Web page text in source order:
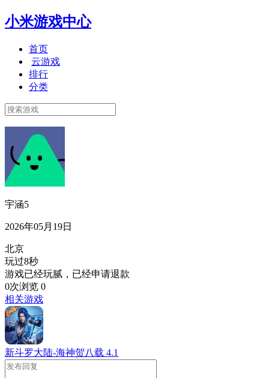
小米游戏中心
首页
云游戏
排行
分类
宇涵5
2026年05月19日
北京
玩过8秒
游戏已经玩腻，已经申请退款
0次浏览 0
相关游戏
新斗罗大陆-海神贺八载 4.1